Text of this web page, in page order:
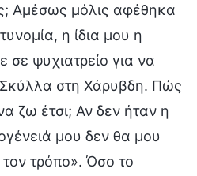
Αμέσως μόλις αφέθηκα
η ίδια μου η
σε ψυχιατρείο για να
στη Χάρυβδη. Πώς
ζω έτσι; Αν δεν ήταν η
μου δεν θα μου
τον τρόπο». Όσο το